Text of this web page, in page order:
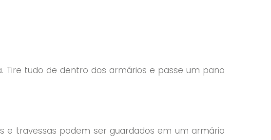
Tire tudo de dentro dos armários e passe um pano
e travessas podem ser guardados em um armário